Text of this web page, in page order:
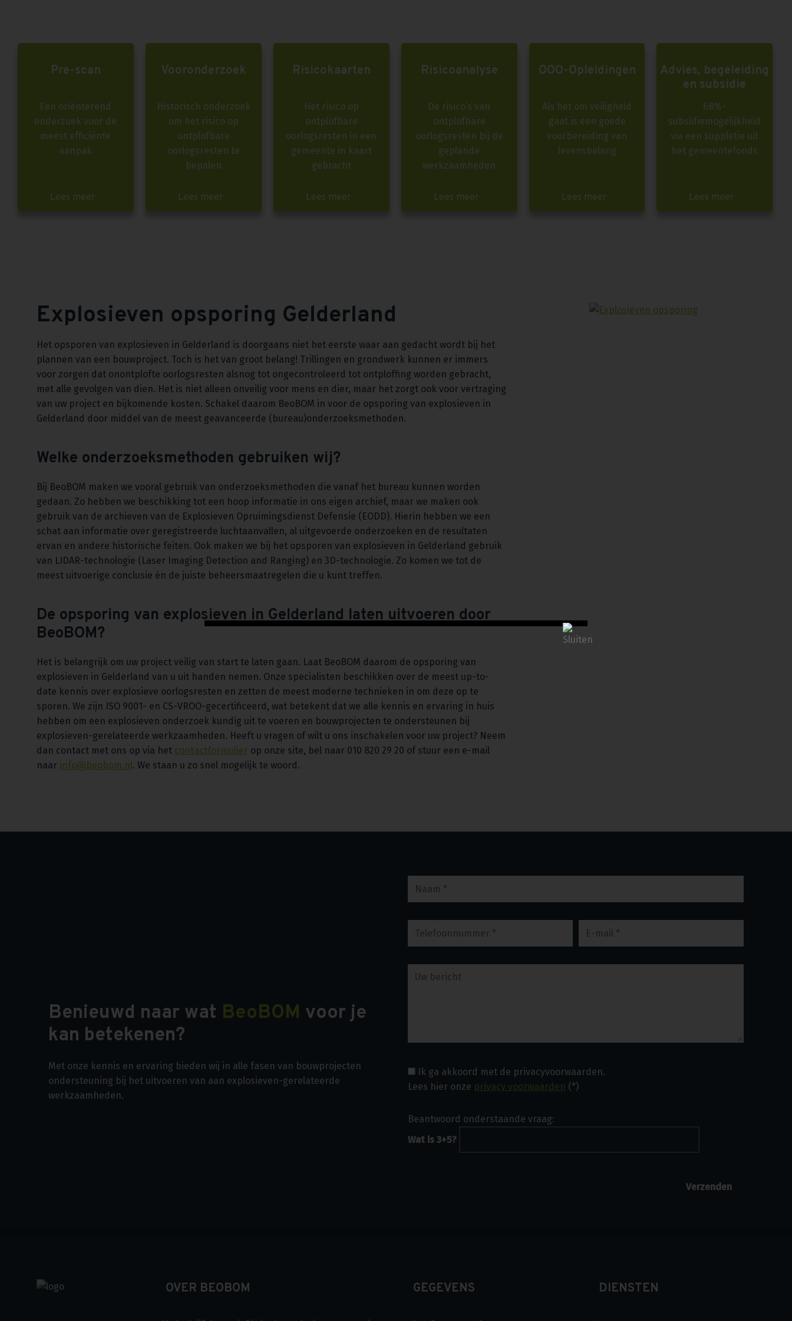
Pre-scan
Een oriënterend
onderzoek voor de
meest efficiënte
aanpak
Lees meer
Vooronderzoek
Historisch onderzoek
om het risico op
ontplofbare
oorlogsresten te
bepalen
Lees meer
Risicokaarten
Het risico op
ontplofbare
oorlogsresten in een
gemeente in kaart
gebracht
Lees meer
Risicoanalyse
De risico’s van
ontplofbare
oorlogsresten bij de
geplande
werkzaamheden
Lees meer
OOO-Opleidingen
Als het om veiligheid
gaat is een goede
voorbereiding van
levensbelang
Lees meer
Advies, begeleiding
en subsidie
68%-
subsidiemogelijkheid
via een suppletie uit
het gemeentefonds
Lees meer
Explosieven opsporing Gelderland
Het opsporen van explosieven in Gelderland is doorgaans niet het eerste waar aan gedacht wordt bij het
plannen van een bouwproject. Toch is het van groot belang! Trillingen en grondwerk kunnen er immers
voor zorgen dat onontplofte oorlogsresten alsnog tot ongecontroleerd tot ontploffing worden gebracht,
met alle gevolgen van dien. Het is niet alleen onveilig voor mens en dier, maar het zorgt ook voor vertraging
van uw project en bijkomende kosten. Schakel daarom BeoBOM in voor de opsporing van explosieven in
Gelderland door middel van de meest geavanceerde (bureau)onderzoeksmethoden.
Welke onderzoeksmethoden gebruiken wij?
Bij BeoBOM maken we vooral gebruik van onderzoeksmethoden die vanaf het bureau kunnen worden
gedaan. Zo hebben we beschikking tot een hoop informatie in ons eigen archief, maar we maken ook
gebruik van de archieven van de Explosieven Opruimingsdienst Defensie (EODD). Hierin hebben we een
schat aan informatie over geregistreerde luchtaanvallen, al uitgevoerde onderzoeken en de resultaten
ervan en andere historische feiten. Ook maken we bij het opsporen van explosieven in Gelderland gebruik
van LIDAR-technologie (Laser Imaging Detection and Ranging) en 3D-technologie. Zo komen we tot de
meest uitvoerige conclusie én de juiste beheersmaatregelen die u kunt treffen.
De opsporing van explosieven in Gelderland laten uitvoeren door
BeoBOM?
Het is belangrijk om uw project veilig van start te laten gaan. Laat BeoBOM daarom de opsporing van
explosieven in Gelderland van u uit handen nemen. Onze specialisten beschikken over de meest up-to-
date kennis over explosieve oorlogsresten en zetten de meest moderne technieken in om deze op te
sporen. We zijn ISO 9001- en CS-VROO-gecertificeerd, wat betekent dat we alle kennis en ervaring in huis
hebben om een explosieven onderzoek kundig uit te voeren en bouwprojecten te ondersteunen bij
explosieven-gerelateerde werkzaamheden. Heeft u vragen of wilt u ons inschakelen voor uw project? Neem
dan contact met ons op via het contactformulier op onze site, bel naar 010 820 29 20 of stuur een e-mail
naar info@beobom.nl . We staan u zo snel mogelijk te woord.
Benieuwd naar wat BeoBOM voor je
kan betekenen?
Met onze kennis en ervaring bieden wij in alle fasen van bouwprojecten
ondersteuning bij het uitvoeren van aan explosieven-gerelateerde
werkzaamheden.
Ik ga akkoord met de privacyvoorwaarden.
Lees hier onze privacy voorwaarden (*)
Beantwoord onderstaande vraag:
Wat is 3+5?
OVER BEOBOM GEGEVENS DIENSTEN